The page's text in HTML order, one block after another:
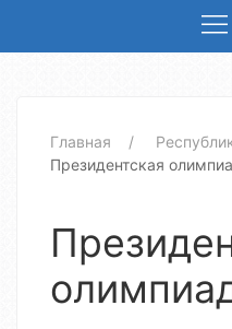
Главная
Президентская